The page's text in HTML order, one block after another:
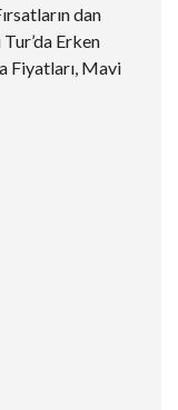
dan
Erken
Fiyatları, Mavi